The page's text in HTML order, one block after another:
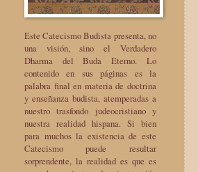
Este Catecismo Budista presenta, no
una visión, sino el Verdadero
Dharma del Buda Eterno. Lo
contenido en sus páginas es la
palabra final en materia de doctrina
y enseñanza budista, atemperadas a
nuestro trasfondo judeocristiano y
nuestra realidad hispana. Si bien
para muchos la existencia de este
Catecismo puede resultar
sorprendente, la realidad es que es